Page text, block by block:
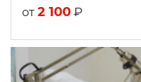
от 2 100 ₽